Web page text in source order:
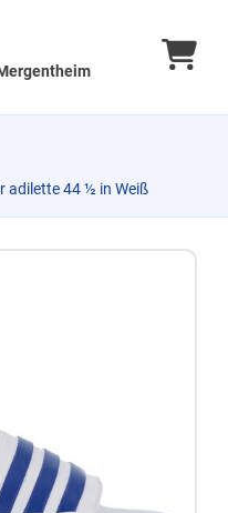
adilette 44 ½ in Weiß